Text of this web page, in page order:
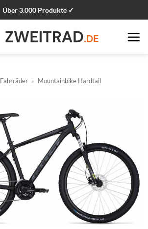
Über 3.000 Produkte ✓
Fahrräder » Mountainbike Hardtail